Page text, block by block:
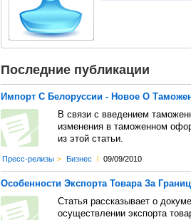
Последние публикации
Импорт С Белоруссии - Новое О
В связи с введением
изменения в таможенном
из этой статьи.
Пресс-релизы > Бизнес l 09/09/2010
Особенности Экспорта Товара За
Статья рассказывает о
осуществлении экспорта